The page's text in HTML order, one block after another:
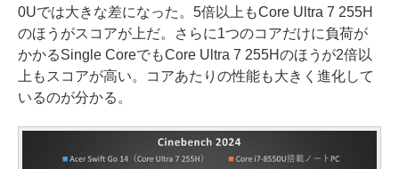
0Uでは大きな差になった。5倍以上もCore Ultra 7 255H
のほうがスコアが上だ。さらに1つのコアだけに負荷が
かかるSingle CoreでもCore Ultra 7 255Hのほうが2倍以
上もスコアが高い。コアあたりの性能も大きく進化して
いるのが分かる。